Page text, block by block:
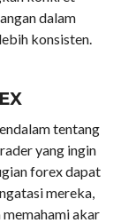
dalam
konsisten.
tentang
yang ingin
forex dapat
mereka,
akar